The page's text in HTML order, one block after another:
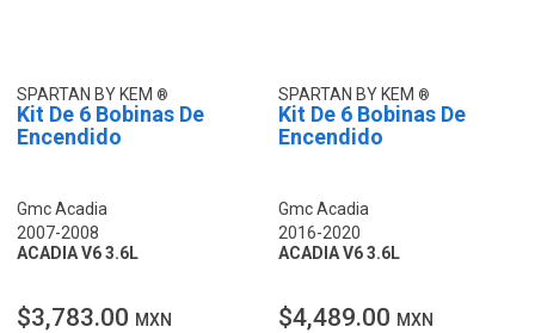
SPARTAN BY KEM
Kit De 6 Bobinas De
Encendido
Gmc Acadia
2007-2008
ACADIA V6 3.6L
$3,783.00 MXN
SPARTAN BY KEM
Kit De 6 Bobinas De
Encendido
Gmc Acadia
2016-2020
ACADIA V6 3.6L
$4,489.00 MXN